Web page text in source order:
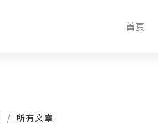
首頁
所有文章